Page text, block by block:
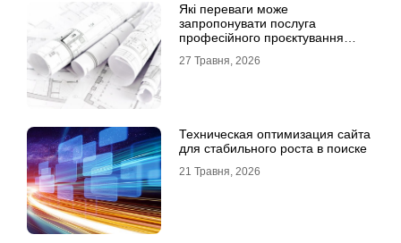
Які переваги може
запропонувати послуга
професійного проєктування
27 Травня, 2026
Техническая оптимизация сайта
для стабильного роста в поиске
21 Травня, 2026